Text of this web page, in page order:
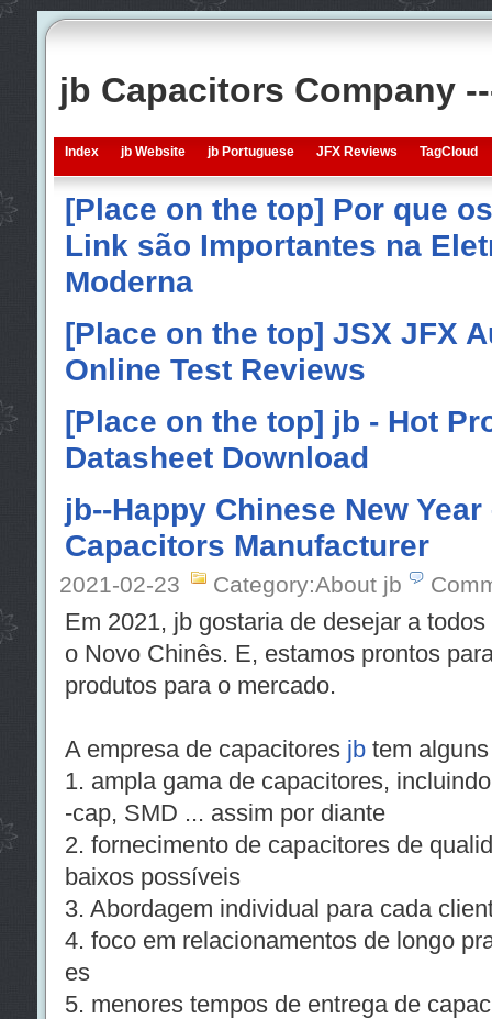
jb Capacitors Company
Index jb Website jb Portuguese JFX Reviews TagCloud
[Place on the top] Por que
Link são Importantes na
Moderna
[Place on the top] JSX JFX
Online Test Reviews
[Place on the top] jb - Hot
Datasheet Download
jb--Happy Chinese New
Capacitors Manufacturer
2021-02-23 Category:About jb
Em 2021, jb gostaria de desejar a
o Novo Chinês. E, estamos prontos
produtos para o mercado.
A empresa de capacitores jbtem alguns
1. ampla gama de capacitores,
-cap, SMD ... assim por diante
2. fornecimento de capacitores de
baixos possíveis
3. Abordagem individual para cada
4. foco em relacionamentos de longo
es
5. menores tempos de entrega de